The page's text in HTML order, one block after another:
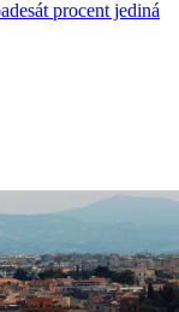
procent jediná